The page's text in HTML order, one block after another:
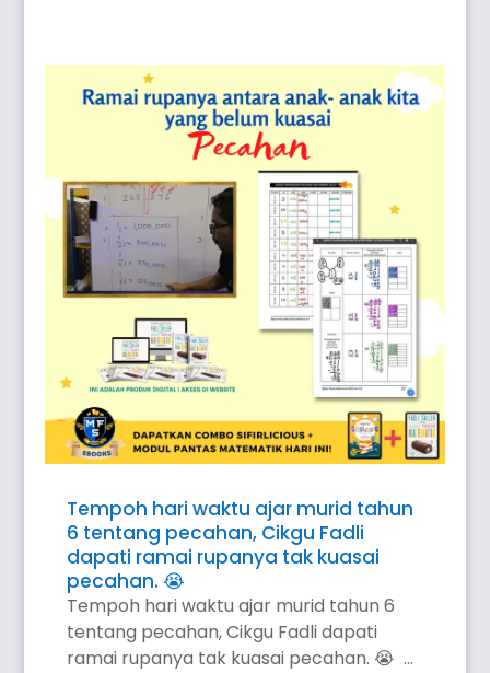
Tempoh hari waktu ajar murid tahun
6 tentang pecahan, Cikgu Fadli
dapati ramai rupanya tak kuasai
pecahan. 😭
Tempoh hari waktu ajar murid tahun 6
tentang pecahan, Cikgu Fadli dapati
ramai rupanya tak kuasai pecahan. 😭 ...